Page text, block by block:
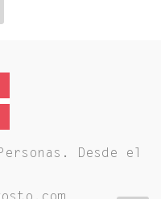
Desde el